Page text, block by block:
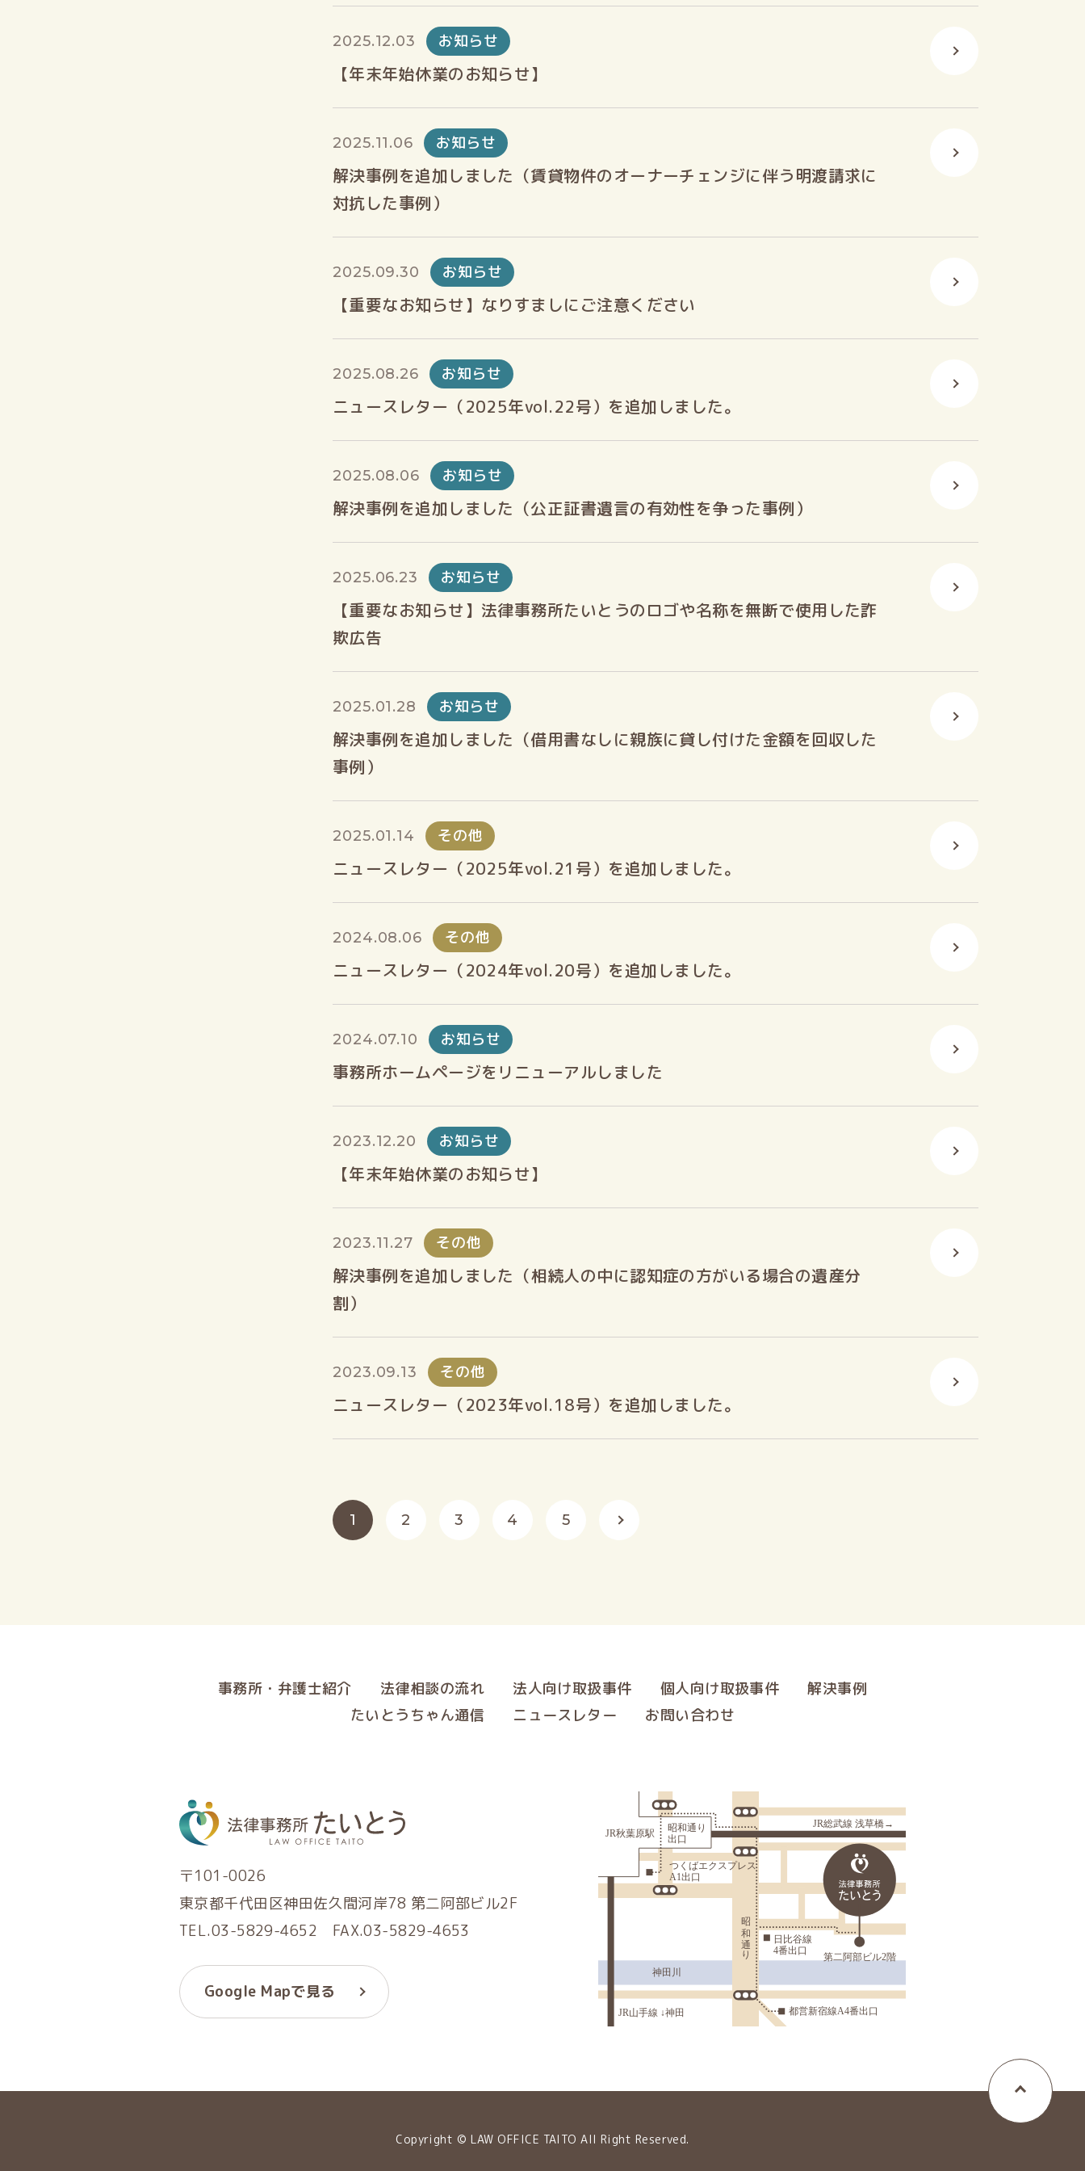
2025.12.03 お知らせ
【年末年始休業のお知らせ】
2025.11.06 お知らせ
解決事例を追加しました（賃貸物件のオーナーチェンジに伴う明渡請求に
対抗した事例）
2025.09.30 お知らせ
【重要なお知らせ】なりすましにご注意ください
2025.08.26 お知らせ
ニュースレター（2025年vol.22号）を追加しました。
2025.08.06 お知らせ
解決事例を追加しました（公正証書遺言の有効性を争った事例）
2025.06.23 お知らせ
【重要なお知らせ】法律事務所たいとうのロゴや名称を無断で使用した詐
欺広告
2025.01.28 お知らせ
解決事例を追加しました（借用書なしに親族に貸し付けた金額を回収した
事例）
2025.01.14 その他
ニュースレター（2025年vol.21号）を追加しました。
2024.08.06 その他
ニュースレター（2024年vol.20号）を追加しました。
2024.07.10 お知らせ
事務所ホームページをリニューアルしました
2023.12.20 お知らせ
【年末年始休業のお知らせ】
2023.11.27 その他
解決事例を追加しました（相続人の中に認知症の方がいる場合の遺産分
割）
2023.09.13 その他
ニュースレター（2023年vol.18号）を追加しました。
1 2 3 4 5
事務所・弁護士紹介 法律相談の流れ 法人向け取扱事件 個人向け取扱事件
解決事例
たいとうちゃん通信
ニュースレター お問い合わせ
〒101-0026
東京都千代田区神田佐久間河岸78 第二阿部ビル2F
TEL.03-5829-4652 FAX.03-5829-4653
Google Mapで見る
Copyright © LAW OFFICE TAITO All Right Reserved.